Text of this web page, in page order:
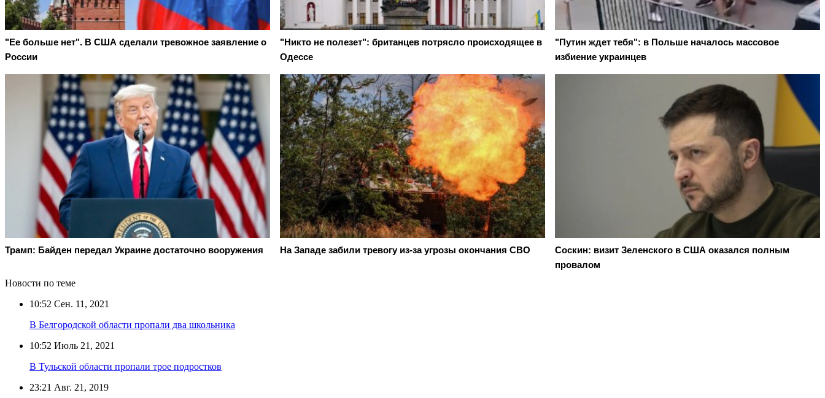
"Ее больше нет". В США сделали тревожное заявление о
России
"Никто не полезет": британцев потрясло происходящее в
Одессе
"Путин ждет тебя": в Польше началось массовое
избиение украинцев
Трамп: Байден передал Украине достаточно вооружения На Западе забили тревогу из-за угрозы окончания СВО
Соскин: визит Зеленского в США оказался полным
провалом
Новости по теме
10:52 Сен. 11, 2021
В Белгородской области пропали два школьника
10:52 Июль 21, 2021
В Тульской области пропали трое подростков
23:21 Авг. 21, 2019